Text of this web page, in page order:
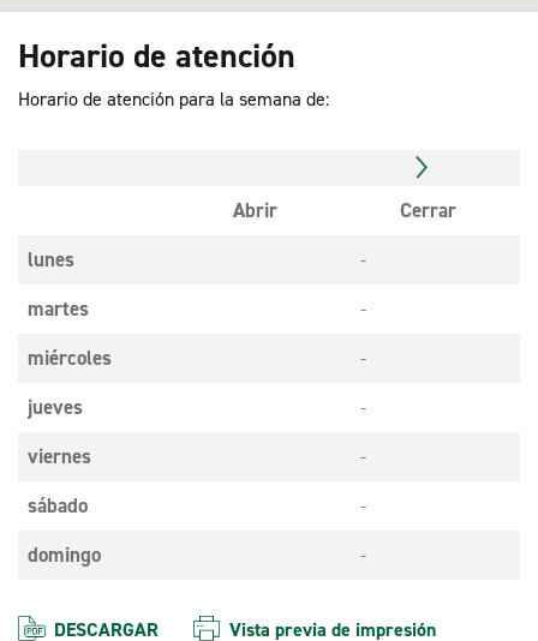
Horario de atención
Horario de atención para la semana de:
Abrir
Cerrar
lunes
-
martes
-
miércoles
-
jueves
-
viernes
-
sábado
-
domingo
-
DESCARGAR Vista previa de impresión